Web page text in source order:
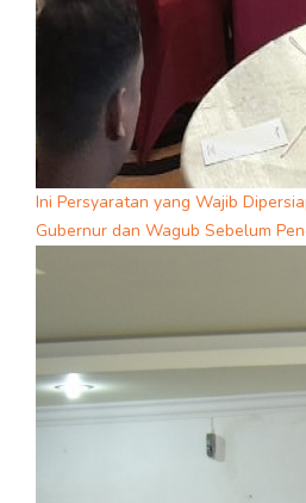
Ini Persyaratan yang Wajib
Gubernur dan Wagub Sebelum